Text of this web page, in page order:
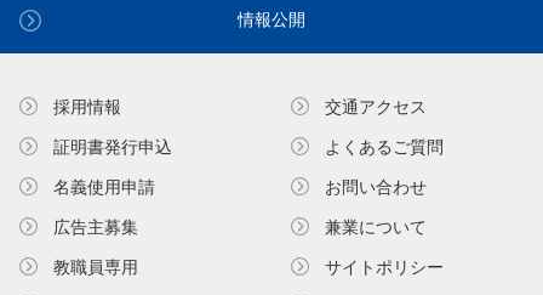
情報公開
採用情報
証明書発⾏申込
名義使⽤申請
広告主募集
教職員専⽤
交通アクセス
よくあるご質問
お問い合わせ
兼業について
サイトポリシー